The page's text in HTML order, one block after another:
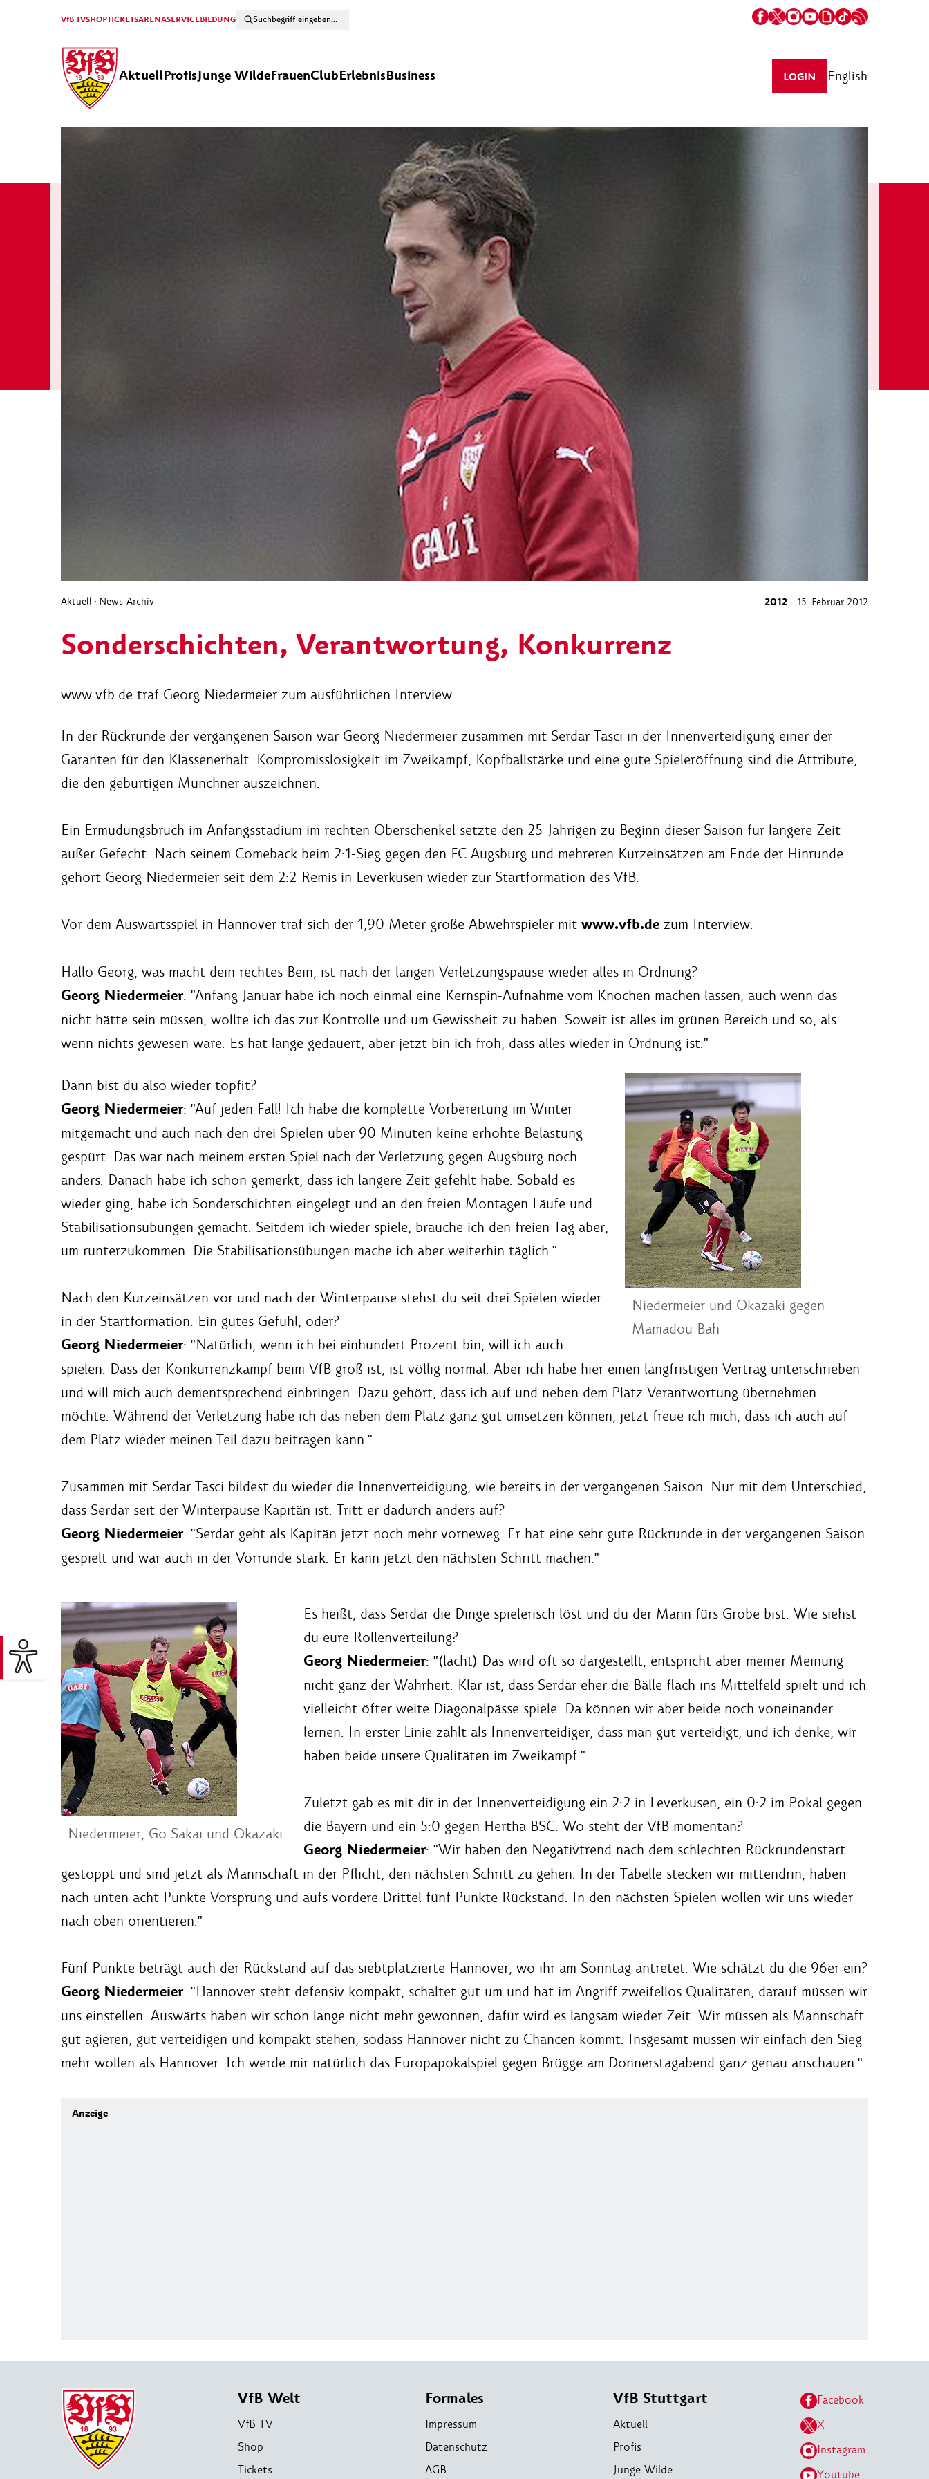
VfB TVSHOPTICKETSARENASERVICEBILDUNG
AktuellProfisJunge WildeFrauenClubErlebnisBusiness LOGIN English
Aktuell › News-Archiv 2012 15. Februar 2012
Sonderschichten, Verantwortung, Konkurrenz
www.vfb.de traf Georg Niedermeier zum ausführlichen Interview.
In der Rückrunde der vergangenen Saison war Georg Niedermeier zusammen mit Serdar Tasci in der Innenverteidigung einer der
Garanten für den Klassenerhalt. Kompromisslosigkeit im Zweikampf, Kopfballstärke und eine gute Spieleröffnung sind die Attribute,
die den gebürtigen Münchner auszeichnen.
Ein Ermüdungsbruch im Anfangsstadium im rechten Oberschenkel setzte den 25-Jährigen zu Beginn dieser Saison für längere Zeit
außer Gefecht. Nach seinem Comeback beim 2:1-Sieg gegen den FC Augsburg und mehreren Kurzeinsätzen am Ende der Hinrunde
gehört Georg Niedermeier seit dem 2:2-Remis in Leverkusen wieder zur Startformation des VfB.
Vor dem Auswärtsspiel in Hannover traf sich der 1,90 Meter große Abwehrspieler mit www.vfb.de zum Interview.
Hallo Georg, was macht dein rechtes Bein, ist nach der langen Verletzungspause wieder alles in Ordnung?
Georg Niedermeier: "Anfang Januar habe ich noch einmal eine Kernspin-Aufnahme vom Knochen machen lassen, auch wenn das
nicht hätte sein müssen, wollte ich das zur Kontrolle und um Gewissheit zu haben. Soweit ist alles im grünen Bereich und so, als
wenn nichts gewesen wäre. Es hat lange gedauert, aber jetzt bin ich froh, dass alles wieder in Ordnung ist."
Niedermeier und Okazaki gegen
Mamadou Bah
Dann bist du also wieder topfit?
Georg Niedermeier: "Auf jeden Fall! Ich habe die komplette Vorbereitung im Winter
mitgemacht und auch nach den drei Spielen über 90 Minuten keine erhöhte Belastung
gespürt. Das war nach meinem ersten Spiel nach der Verletzung gegen Augsburg noch
anders. Danach habe ich schon gemerkt, dass ich längere Zeit gefehlt habe. Sobald es
wieder ging, habe ich Sonderschichten eingelegt und an den freien Montagen Läufe und
Stabilisationsübungen gemacht. Seitdem ich wieder spiele, brauche ich den freien Tag aber,
um runterzukommen. Die Stabilisationsübungen mache ich aber weiterhin täglich."
Nach den Kurzeinsätzen vor und nach der Winterpause stehst du seit drei Spielen wieder
in der Startformation. Ein gutes Gefühl, oder?
Georg Niedermeier: "Natürlich, wenn ich bei einhundert Prozent bin, will ich auch
spielen. Dass der Konkurrenzkampf beim VfB groß ist, ist völlig normal. Aber ich habe hier einen langfristigen Vertrag unterschrieben
und will mich auch dementsprechend einbringen. Dazu gehört, dass ich auf und neben dem Platz Verantwortung übernehmen
möchte. Während der Verletzung habe ich das neben dem Platz ganz gut umsetzen können, jetzt freue ich mich, dass ich auch auf
dem Platz wieder meinen Teil dazu beitragen kann."
Zusammen mit Serdar Tasci bildest du wieder die Innenverteidigung, wie bereits in der vergangenen Saison. Nur mit dem Unterschied,
dass Serdar seit der Winterpause Kapitän ist. Tritt er dadurch anders auf?
Georg Niedermeier: "Serdar geht als Kapitän jetzt noch mehr vorneweg. Er hat eine sehr gute Rückrunde in der vergangenen Saison
gespielt und war auch in der Vorrunde stark. Er kann jetzt den nächsten Schritt machen."
Niedermeier, Go Sakai und Okazaki
Es heißt, dass Serdar die Dinge spielerisch löst und du der Mann fürs Grobe bist. Wie siehst
du eure Rollenverteilung?
Georg Niedermeier: "(lacht) Das wird oft so dargestellt, entspricht aber meiner Meinung
nicht ganz der Wahrheit. Klar ist, dass Serdar eher die Bälle flach ins Mittelfeld spielt und ich
vielleicht öfter weite Diagonalpässe spiele. Da können wir aber beide noch voneinander
lernen. In erster Linie zählt als Innenverteidiger, dass man gut verteidigt, und ich denke, wir
haben beide unsere Qualitäten im Zweikampf."
Zuletzt gab es mit dir in der Innenverteidigung ein 2:2 in Leverkusen, ein 0:2 im Pokal gegen
die Bayern und ein 5:0 gegen Hertha BSC. Wo steht der VfB momentan?
Georg Niedermeier: "Wir haben den Negativtrend nach dem schlechten Rückrundenstart
gestoppt und sind jetzt als Mannschaft in der Pflicht, den nächsten Schritt zu gehen. In der Tabelle stecken wir mittendrin, haben
nach unten acht Punkte Vorsprung und aufs vordere Drittel fünf Punkte Rückstand. In den nächsten Spielen wollen wir uns wieder
nach oben orientieren."
Fünf Punkte beträgt auch der Rückstand auf das siebtplatzierte Hannover, wo ihr am Sonntag antretet. Wie schätzt du die 96er ein?
Georg Niedermeier: "Hannover steht defensiv kompakt, schaltet gut um und hat im Angriff zweifellos Qualitäten, darauf müssen wir
uns einstellen. Auswärts haben wir schon lange nicht mehr gewonnen, dafür wird es langsam wieder Zeit. Wir müssen als Mannschaft
gut agieren, gut verteidigen und kompakt stehen, sodass Hannover nicht zu Chancen kommt. Insgesamt müssen wir einfach den Sieg
mehr wollen als Hannover. Ich werde mir natürlich das Europapokalspiel gegen Brügge am Donnerstagabend ganz genau anschauen."
VfB Welt
VfB TV
Shop
Tickets
Formales
Impressum
Datenschutz
AGB
VfB Stuttgart
Aktuell
Profis
Junge Wilde
Facebook
X
Instagram
Youtube